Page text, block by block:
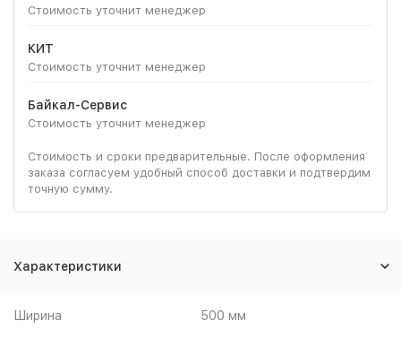
Стоимость уточнит менеджер
КИТ
Стоимость уточнит менеджер
Байкал-Сервис
Стоимость уточнит менеджер
Стоимость и сроки предварительные. После оформления
заказа согласуем удобный способ доставки и подтвердим
точную сумму.
Характеристики
Ширина 500 мм